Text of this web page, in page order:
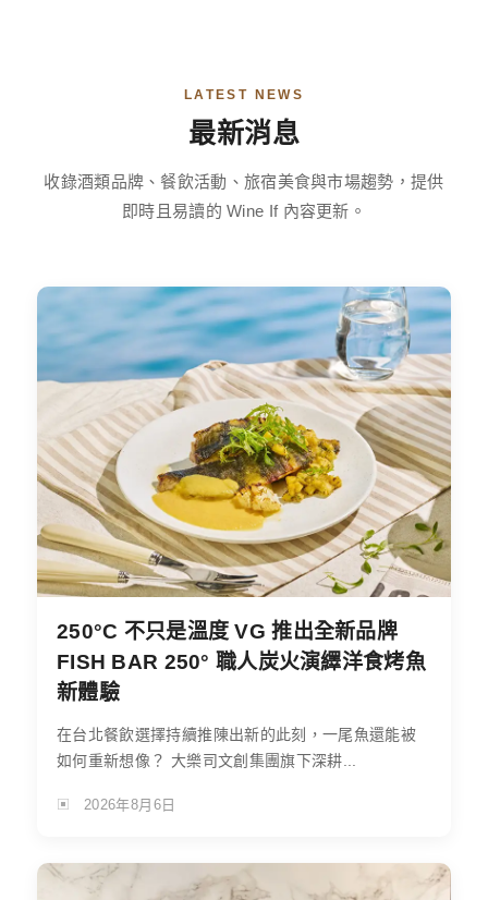
LATEST NEWS
最新消息
收錄酒類品牌、餐飲活動、旅宿美食與市場趨勢，提供
即時且易讀的 Wine If 內容更新。
250°C 不只是溫度 VG 推出全新品牌
FISH BAR 250° 職人炭火演繹洋食烤魚
新體驗
在台北餐飲選擇持續推陳出新的此刻，一尾魚還能被
如何重新想像？ 大樂司文創集團旗下深耕...
2026年8月6日